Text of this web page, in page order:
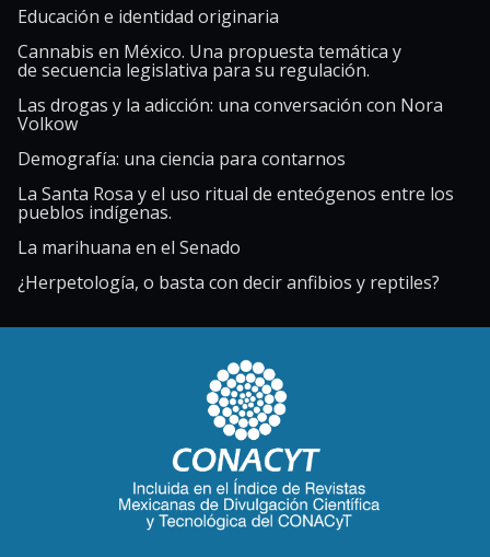
Educación e identidad originaria
Cannabis en México. Una propuesta temática y
de secuencia legislativa para su regulación.
Las drogas y la adicción: una conversación con Nora
Volkow
Demografía: una ciencia para contarnos
La Santa Rosa y el uso ritual de enteógenos entre los
pueblos indígenas.
La marihuana en el Senado
¿Herpetología, o basta con decir anfibios y reptiles?